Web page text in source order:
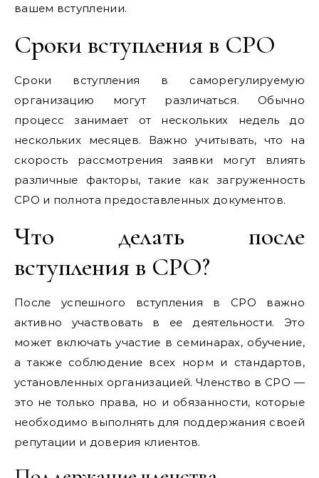
вашем вступлении.
Сроки вступления в СРО
Сроки вступления в саморегулируемую
организацию могут различаться. Обычно
процесс занимает от нескольких недель до
нескольких месяцев. Важно учитывать, что на
скорость рассмотрения заявки могут влиять
различные факторы, такие как загруженность
СРО и полнота предоставленных документов.
Что делать после
вступления в СРО?
После успешного вступления в СРО важно
активно участвовать в ее деятельности. Это
может включать участие в семинарах, обучение,
а также соблюдение всех норм и стандартов,
установленных организацией. Членство в СРО —
это не только права, но и обязанности, которые
необходимо выполнять для поддержания своей
репутации и доверия клиентов.